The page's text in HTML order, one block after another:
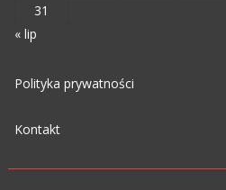
31
« lip
Polityka prywatności
Kontakt